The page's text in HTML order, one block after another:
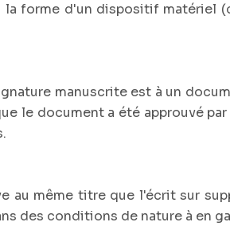
forme d'un dispositif matériel
manuscrite est à un
document a été approuvé par
même titre que l'écrit sur
des conditions de nature à en